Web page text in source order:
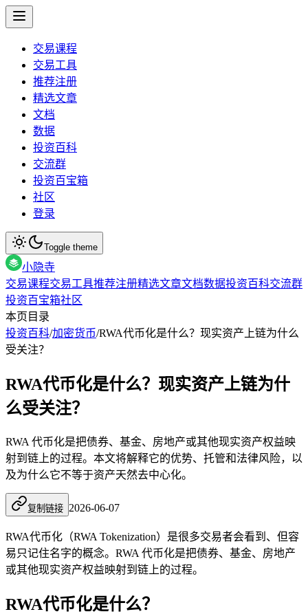
交易课程
交易工具
推荐注册
精选文章
文档
数据
投资百科
交流群
投资百宝箱
社区
登录
Toggle theme
小隐寺
交易课程交易工具推荐注册精选文章文档数据投资百科交流群
投资百宝箱社区
本页目录
投资百科/加密货币/RWA代币化是什么？现实资产上链为什么
受关注？
RWA代币化是什么？现实资产上链为什
么受关注？
RWA 代币化是把债券、基金、房地产或其他现实资产权益映
射到链上的过程。本文将解释它的优势、托管和法律风险，以
及为什么它不等于资产天然去中心化。
复制链接 2026-06-07
RWA代币化（RWA Tokenization）是很多交易者会看到、但容
易只记住名字的概念。RWA 代币化是把债券、基金、房地产
或其他现实资产权益映射到链上的过程。
RWA代币化是什么？